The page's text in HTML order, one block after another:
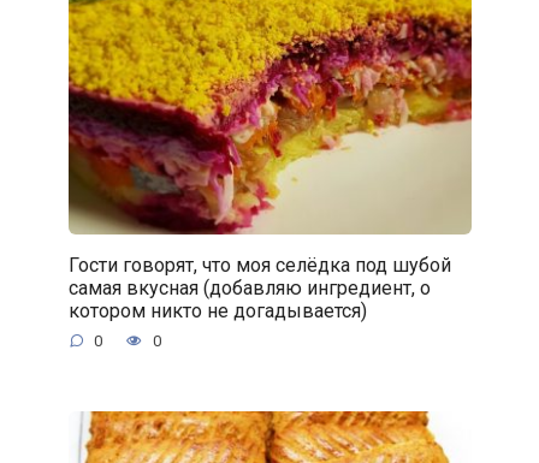
Гости говорят, что моя селёдка под шубой
самая вкусная (добавляю ингредиент, о
котором никто не догадывается)
0 0